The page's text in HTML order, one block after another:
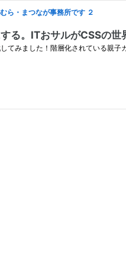
ら・まつなが事務所です ２
る。ITおサルがCSSの世
てみました！階層化されている親子